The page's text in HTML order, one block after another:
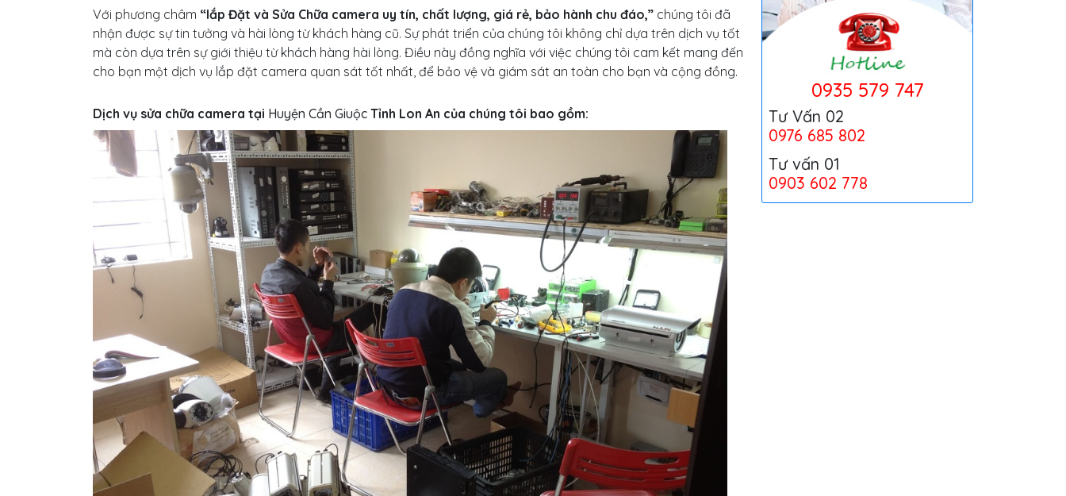
Với phương châm “lắp Đặt và Sửa Chữa camera uy tín, chất lượng, giá rẻ, bảo hành chu đáo,” chúng tôi đã
nhận được sự tin tưởng và hài lòng từ khách hàng cũ. Sự phát triển của chúng tôi không chỉ dựa trên dịch vụ tốt
mà còn dựa trên sự giới thiệu từ khách hàng hài lòng. Điều này đồng nghĩa với việc chúng tôi cam kết mang đến
cho bạn một dịch vụ lắp đặt camera quan sát tốt nhất, để bảo vệ và giám sát an toàn cho bạn và cộng đồng.
Dịch vụ sửa chữa camera tại Huyện Cần Giuộc Tỉnh Lon An của chúng tôi bao gồm:
Lắp đèn năng lượng
mặt trời
Thu Mua Thiết Bị Điện
Thông Cũ Giá Cao Tại
TP Hồ Chí Minh
0935 579 747
Tư Vấn 02
0976 685 802
Tư vấn 01
0903 602 778